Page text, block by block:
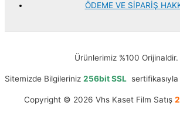
ÖDEME VE SİPARİŞ
Ürünlerimiz %100 Orijinaldir.
Sitemizde Bilgileriniz 256bit SSL sertifikasıyla
Copyright © 2026 Vhs Kaset Film Satış